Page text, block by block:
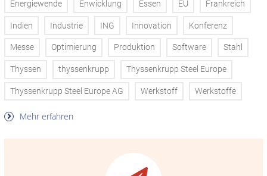
Energiewende Enwicklung Essen EU Frankreich
Indien Industrie ING Innovation Konferenz
Messe Optimierung Produktion Software Stahl
Thyssen thyssenkrupp Thyssenkrupp Steel Europe
Thyssenkrupp Steel Europe AG Werkstoff Werkstoffe
Mehr erfahren